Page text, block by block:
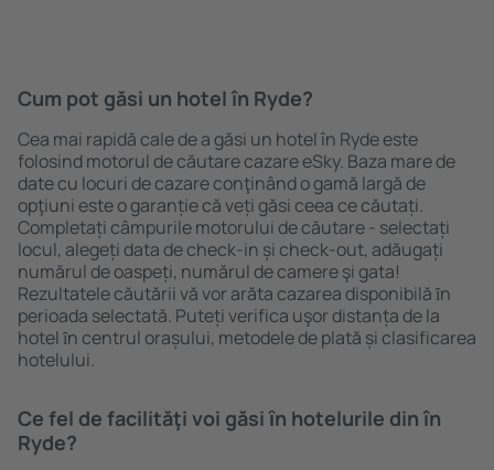
Cum pot găsi un hotel în Ryde?
Cea mai rapidă cale de a găsi un hotel în Ryde este
folosind motorul de căutare cazare eSky. Baza mare de
date cu locuri de cazare conţinând o gamă largă de
opţiuni este o garanție că veți găsi ceea ce căutați.
Completați câmpurile motorului de căutare - selectați
locul, alegeți data de check-in și check-out, adăugați
numărul de oaspeți, numărul de camere şi gata!
Rezultatele căutării vă vor arăta cazarea disponibilă ȋn
perioada selectată. Puteți verifica uşor distanța de la
hotel ȋn centrul orașului, metodele de plată și clasificarea
hotelului.
Ce fel de facilităţi voi găsi ȋn hotelurile din în
Ryde?